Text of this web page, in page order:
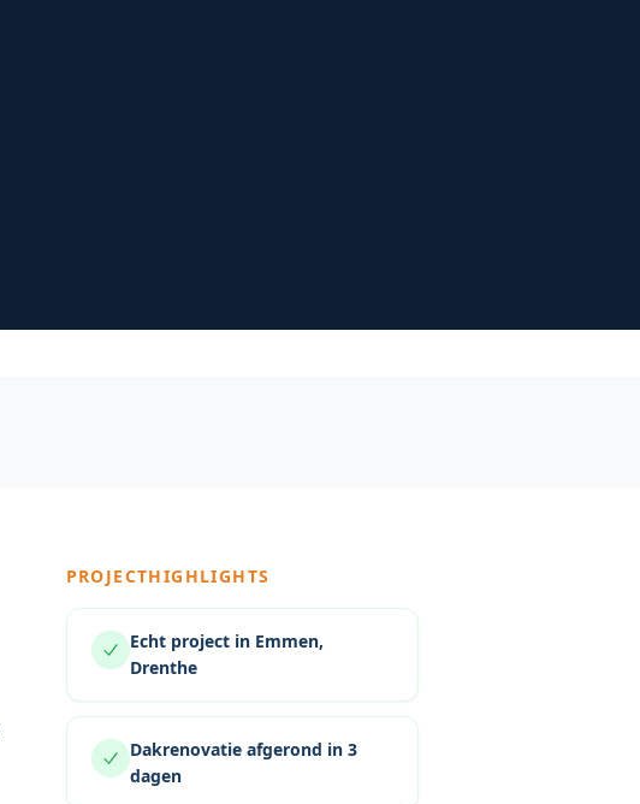
PROJECTHIGHLIGHTS
Echt project in Emmen,
Drenthe
Dakrenovatie afgerond in 3
dagen